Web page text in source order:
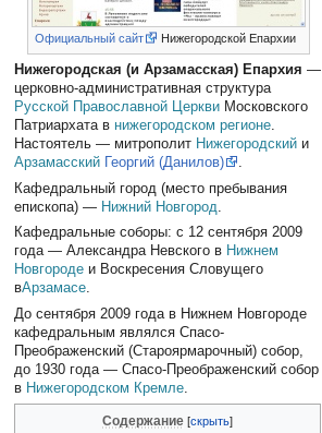
Официальный сайт Нижегородской Епархии
Нижегородская (и Арзамасская) Епархия —
церковно-административная структура
Русской Православной Церкви Московского
Патриархата в нижегородском регионе.
Настоятель — митрополит Нижегородский и
Арзамасский Георгий (Данилов)
.
Кафедральный город (место пребывания
епископа) — Нижний Новгород
Кафедральные соборы: с 12 сентября 2009
года — Александра Невского в Нижнем
Новгороде и Воскресения Словущего
вАрзамасе.
До сентября 2009 года в Нижнем Новгороде
кафедральным являлся Спасо-
Преображенский (Староярмарочный) собор,
до 1930 года — Спасо-Преображенский собор
в Нижегородском Кремле
Содержание